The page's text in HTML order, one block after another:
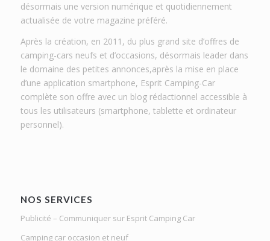
désormais une version numérique et quotidiennement
actualisée de votre magazine préféré.
Après la création, en 2011, du plus grand site d’offres de
camping-cars neufs et d’occasions, désormais leader dans
le domaine des petites annonces,après la mise en place
d’une application smartphone, Esprit Camping-Car
complète son offre avec un blog rédactionnel accessible à
tous les utilisateurs (smartphone, tablette et ordinateur
personnel).
NOS SERVICES
Publicité – Communiquer sur Esprit Camping Car
Camping car occasion et neuf